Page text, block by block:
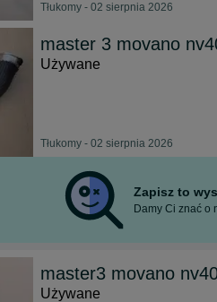
Tłukomy - 02 sierpnia 2026
master 3 movano
Używane
Tłukomy - 02 sierpnia 2026
Zapisz to
Damy Ci znać o
master3 movano
Używane